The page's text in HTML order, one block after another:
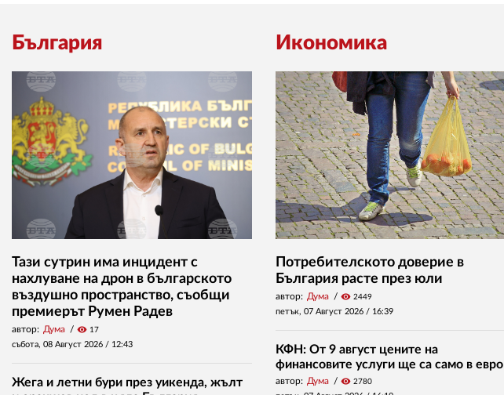
България
Тази сутрин има инцидент с
нахлуване на дрон в българското
въздушно пространство, съобщи
премиерът Румен Радев
автор: Дума visibility 17
събота, 08 Август 2026 / 12:43
Жега и летни бури през уикенда, жълт
Икономика
Потребителското доверие в
България расте през юли
автор: Дума visibility 2449
петък, 07 Август 2026 / 16:39
КФН: От 9 август цените на
финансовите услуги ще са само в евро
автор: Дума visibility 2780